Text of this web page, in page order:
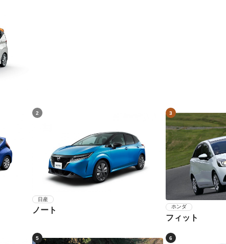
2
日産
ノート
3
ホンダ
フィット
5 6